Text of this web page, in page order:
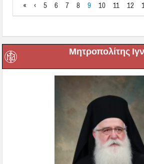
« ‹ 5 6 7 8 9 10 11 12
Μητροπολίτης